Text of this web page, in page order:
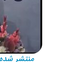
منتشر شده در